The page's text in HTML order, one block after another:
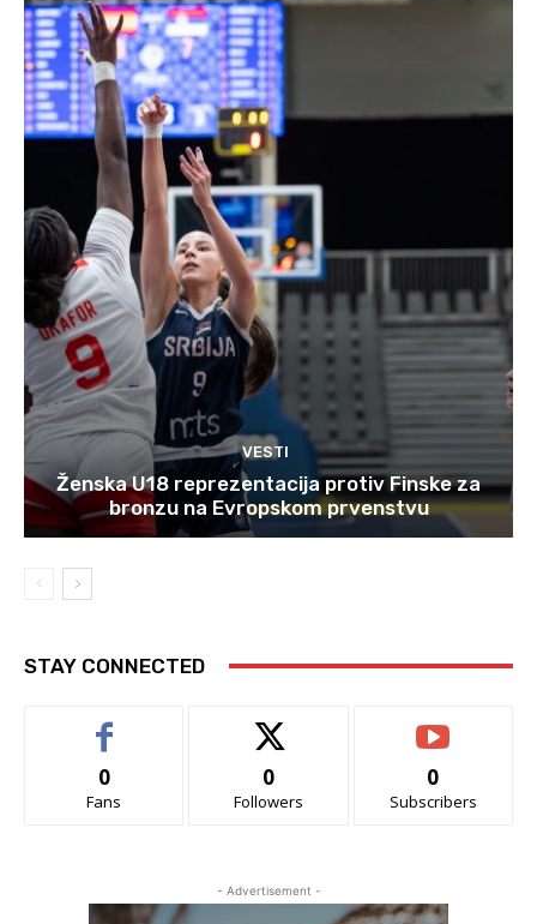
VESTI
Ženska U18 reprezentacija protiv Finske za
bronzu na Evropskom prvenstvu
STAY CONNECTED
0
Fans
0
Followers
0
Subscribers
- Advertisement -